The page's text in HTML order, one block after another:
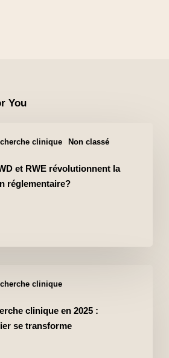
You
clinique Non classé
et RWE révolutionnent la
réglementaire?
clinique
clinique en 2025 :
se transforme